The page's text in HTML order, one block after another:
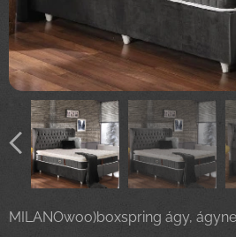
MILANOwoo)boxspring ágy,